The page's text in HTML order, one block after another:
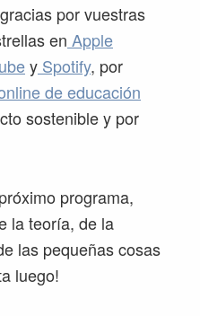
por vuestras
en Apple
y Spotify, por
de educación
sostenible y por
programa,
la teoría, de la
las pequeñas cosas
luego!